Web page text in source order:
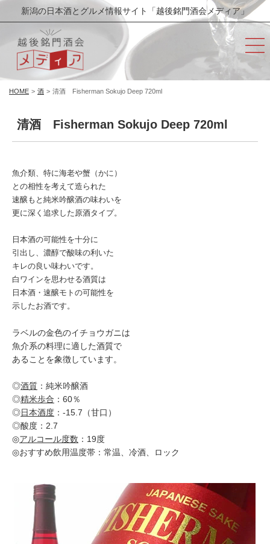
新潟の日本酒とグルメ情報サイト「越後銘門酒会メディア」
HOME > 酒 > 清酒 Fisherman Sokujo Deep 720ml
清酒 Fisherman Sokujo Deep 720ml
魚介類、特に海老や蟹（かに）
との相性を考えて造られた
速醸もと純米吟醸酒の味わいを
更に深く追求した原酒タイプ。
日本酒の可能性を十分に
引出し、濃醇で酸味の利いた
キレの良い味わいです。
白ワインを思わせる酒質は
日本酒・速醸モトの可能性を
示したお酒です。
ラベルの金色のイチョウガニは
魚介系の料理に適した酒質で
あることを象徴しています。
◎酒質 ：純米吟醸酒
◎精米歩合 ：60％
◎日本酒度 ：-15.7（甘口）
◎酸度：2.7
◎アルコール度数 ：19度
◎おすすめ飲用温度帯：常温、冷酒、ロック